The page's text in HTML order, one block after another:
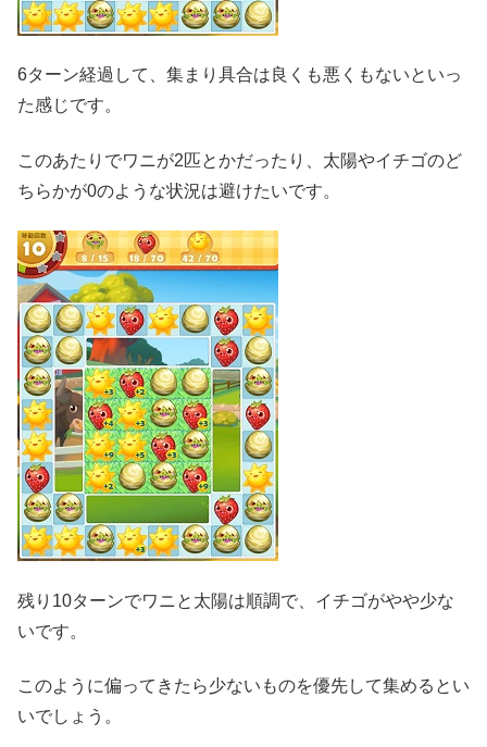
6ターン経過して、集まり具合は良くも悪くもないといっ
た感じです。
このあたりでワニが2匹とかだったり、太陽やイチゴのど
ちらかが0のような状況は避けたいです。
残り10ターンでワニと太陽は順調で、イチゴがやや少な
いです。
このように偏ってきたら少ないものを優先して集めるとい
いでしょう。